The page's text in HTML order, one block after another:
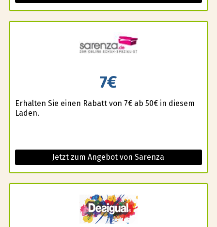
7€
Erhalten Sie einen Rabatt von 7€ ab 50€ in diesem
Laden.
Jetzt zum Angebot von Sarenza